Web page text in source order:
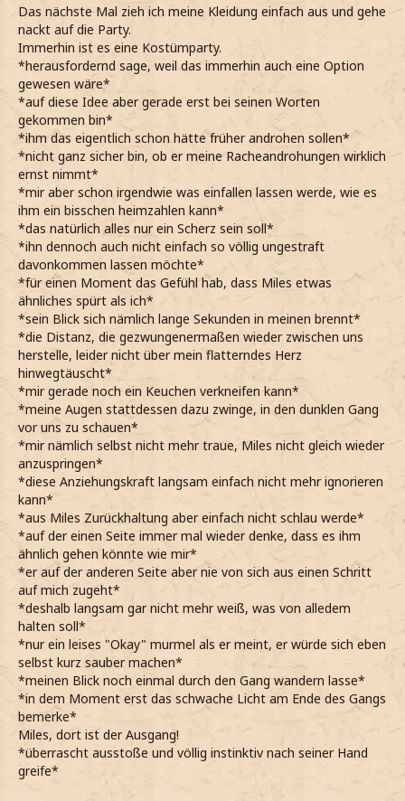
Das nächste Mal zieh ich meine Kleidung einfach aus und gehe
nackt auf die Party.
Immerhin ist es eine Kostümparty.
*herausfordernd sage, weil das immerhin auch eine Option
gewesen wäre*
*auf diese Idee aber gerade erst bei seinen Worten
gekommen bin*
*ihm das eigentlich schon hätte früher androhen sollen*
*nicht ganz sicher bin, ob er meine Racheandrohungen wirklich
ernst nimmt*
*mir aber schon irgendwie was einfallen lassen werde, wie es
ihm ein bisschen heimzahlen kann*
*das natürlich alles nur ein Scherz sein soll*
*ihn dennoch auch nicht einfach so völlig ungestraft
davonkommen lassen möchte*
*für einen Moment das Gefühl hab, dass Miles etwas
ähnliches spürt als ich*
*sein Blick sich nämlich lange Sekunden in meinen brennt*
*die Distanz, die gezwungenermaßen wieder zwischen uns
herstelle, leider nicht über mein flatterndes Herz
hinwegtäuscht*
*mir gerade noch ein Keuchen verkneifen kann*
*meine Augen stattdessen dazu zwinge, in den dunklen Gang
vor uns zu schauen*
*mir nämlich selbst nicht mehr traue, Miles nicht gleich wieder
anzuspringen*
*diese Anziehungskraft langsam einfach nicht mehr ignorieren
kann*
*aus Miles Zurückhaltung aber einfach nicht schlau werde*
*auf der einen Seite immer mal wieder denke, dass es ihm
ähnlich gehen könnte wie mir*
*er auf der anderen Seite aber nie von sich aus einen Schritt
auf mich zugeht*
*deshalb langsam gar nicht mehr weiß, was von alledem
halten soll*
*nur ein leises "Okay" murmel als er meint, er würde sich eben
selbst kurz sauber machen*
*meinen Blick noch einmal durch den Gang wandern lasse*
*in dem Moment erst das schwache Licht am Ende des Gangs
bemerke*
Miles, dort ist der Ausgang!
*überrascht ausstoße und völlig instinktiv nach seiner Hand
greife*